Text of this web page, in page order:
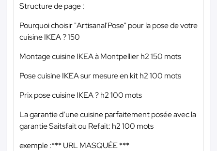
Structure de page :
Pourquoi choisir "Artisanal'Pose" pour la pose de votre
cuisine IKEA ? 150
Montage cuisine IKEA à Montpellier h2 150 mots
Pose cuisine IKEA sur mesure en kit h2 100 mots
Prix pose cuisine IKEA ? h2 100 mots
La garantie d’une cuisine parfaitement posée avec la
garantie Saitsfait ou Refait: h2 100 mots
exemple :*** URL MASQUÉE ***